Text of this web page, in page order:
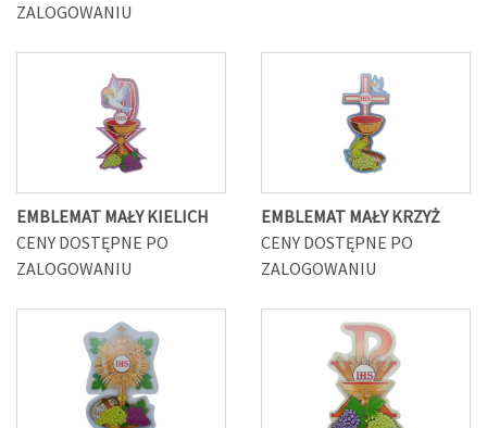
ZALOGOWANIU
EMBLEMAT MAŁY KIELICH
CENY DOSTĘPNE PO
ZALOGOWANIU
EMBLEMAT MAŁY KRZYŻ
CENY DOSTĘPNE PO
ZALOGOWANIU